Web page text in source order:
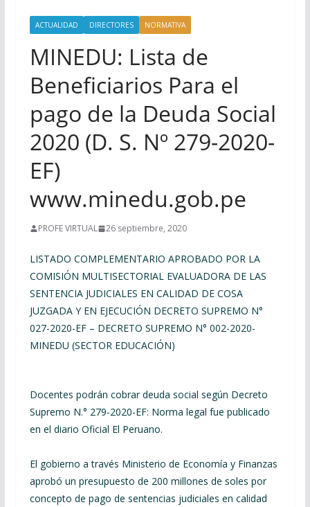
ACTUALIDAD DIRECTORES NORMATIVA
MINEDU: Lista de
Beneficiarios Para el
pago de la Deuda Social
2020 (D. S. Nº 279-2020-
EF)
www.minedu.gob.pe
PROFE VIRTUAL 26 septiembre, 2020
LISTADO COMPLEMENTARIO APROBADO POR LA
COMISIÓN MULTISECTORIAL EVALUADORA DE LAS
SENTENCIA JUDICIALES EN CALIDAD DE COSA
JUZGADA Y EN EJECUCIÓN DECRETO SUPREMO N°
027-2020-EF – DECRETO SUPREMO N° 002-2020-
MINEDU (SECTOR EDUCACIÓN)
Docentes podrán cobrar deuda social según Decreto
Supremo N.° 279-2020-EF: Norma legal fue publicado
en el diario Oficial El Peruano.
El gobierno a través Ministerio de Economía y Finanzas
aprobó un presupuesto de 200 millones de soles por
concepto de pago de sentencias judiciales en calidad